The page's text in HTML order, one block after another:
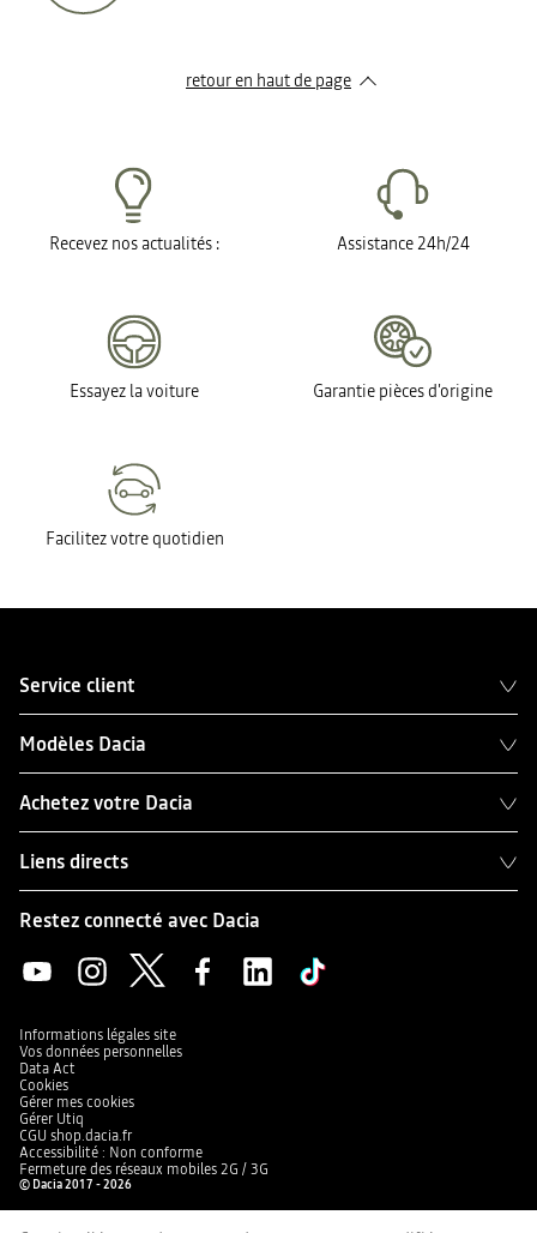
retour en haut de page​
Recevez nos actualités : Assistance 24h/24
Essayez la voiture Garantie pièces d'origine
Facilitez votre quotidien
Service client
Modèles Dacia
Achetez votre Dacia
Liens directs
Restez connecté avec Dacia
Informations légales site
Vos données personnelles
Data Act
Cookies
Gérer mes cookies
Gérer Utiq
CGU shop.dacia.fr
Accessibilité : Non conforme
Fermeture des réseaux mobiles 2G / 3G
© Dacia 2017 - 2026